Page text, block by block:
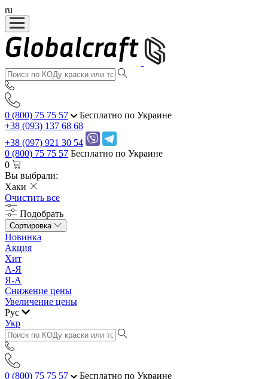
ru
0 (800) 75 75 57
Бесплатно по Украине
+38 (093) 137 68 68
+38 (097) 921 30 54
0 (800) 75 75 57 Бесплатно по Украине
0
Вы выбрали:
Хаки
Очистить все
Подобрать
Сортировка
Новинка
Акция
Хит
А-Я
Я-А
Снижение цены
Увеличение цены
Рус
Укр
0 (800) 75 75 57
Бесплатно по Украине